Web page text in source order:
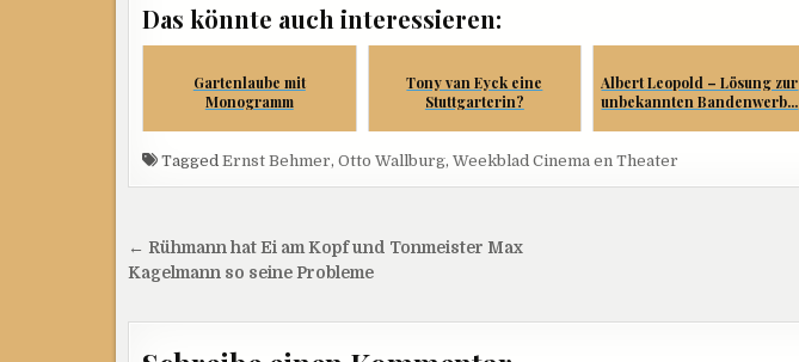
Das könnte auch interessieren:
Gartenlaube mit
Monogramm
Tony van Eyck eine
Stuttgarterin?
Albert Leopold – Lösung zur
unbekannten Bandenwerb...
Tagged Ernst Behmer, Otto Wallburg, Weekblad Cinema en Theater
Beitragsnavigation
← Rühmann hat Ei am Kopf und Tonmeister Max
Kagelmann so seine Probleme